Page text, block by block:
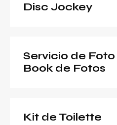
Disc Jockey
Servicio de
Book de Fotos
Kit de Toilette